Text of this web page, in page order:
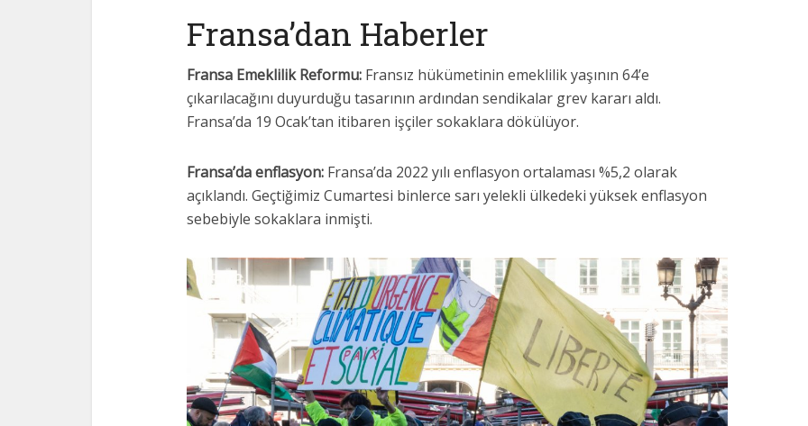
Fransa’dan Haberler
Fransa Emeklilik Reformu: Fransız hükümetinin emeklilik yaşının 64’e
çıkarılacağını duyurduğu tasarının ardından sendikalar grev kararı aldı.
Fransa’da 19 Ocak’tan itibaren işçiler sokaklara dökülüyor.
Fransa’da enflasyon: Fransa’da 2022 yılı enflasyon ortalaması %5,2 olarak
açıklandı. Geçtiğimiz Cumartesi binlerce sarı yelekli ülkedeki yüksek enflasyon
sebebiyle sokaklara inmişti.